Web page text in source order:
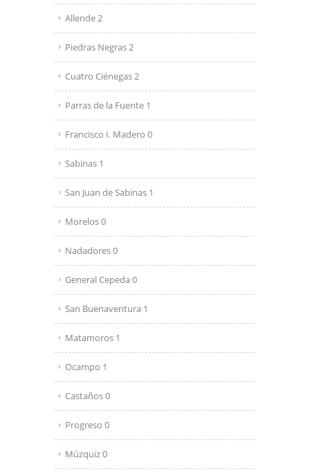
Allende 2
Piedras Negras 2
Cuatro Ciénegas 2
Parras de la Fuente 1
Francisco I. Madero 0
Sabinas 1
San Juan de Sabinas 1
Morelos 0
Nadadores 0
General Cepeda 0
San Buenaventura 1
Matamoros 1
Ocampo 1
Castaños 0
Progreso 0
Múzquiz 0